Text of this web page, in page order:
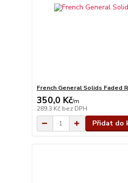
French General Solids Faded
350,0 Kč/m
289,3 Kč bez DPH
Přidat do